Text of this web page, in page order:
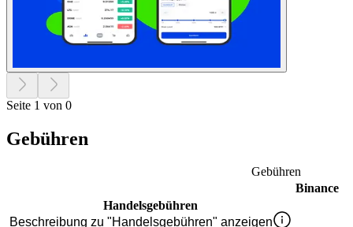
Seite 1 von 0
Gebühren
Gebühren
Binance
Handelsgebühren
Beschreibung zu "Handelsgebühren" anzeigen